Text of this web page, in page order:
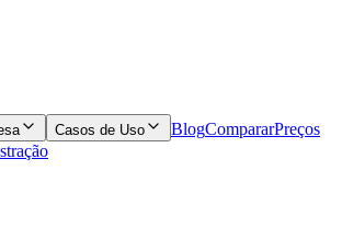
Casos de Uso BlogCompararPreços